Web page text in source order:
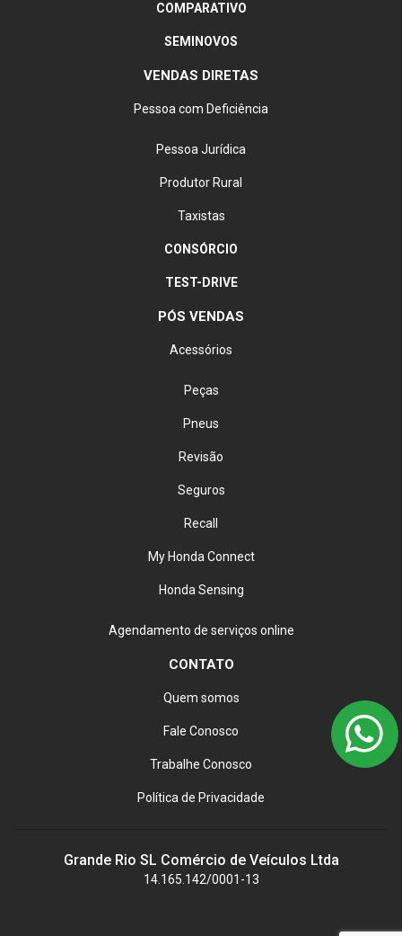
COMPARATIVO
SEMINOVOS
VENDAS DIRETAS
Pessoa com Deficiência
Pessoa Jurídica
Produtor Rural
Taxistas
CONSÓRCIO
TEST-DRIVE
PÓS VENDAS
Acessórios
Peças
Pneus
Revisão
Seguros
Recall
My Honda Connect
Honda Sensing
Agendamento de serviços online
CONTATO
Quem somos
Fale Conosco
Trabalhe Conosco
Política de Privacidade
Grande Rio SL Comércio de Veículos Ltda
14.165.142/0001-13